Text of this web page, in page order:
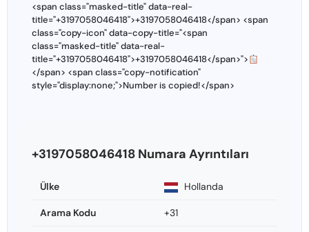
<span class="masked-title" data-real-
title="+3197058046418">+3197058046418</span> <span
class="copy-icon" data-copy-title="<span
class="masked-title" data-real-
title="+3197058046418">+3197058046418</span>">
</span> <span class="copy-notification"
style="display:none;">Number is copied!</span>
+3197058046418 Numara Ayrıntıları
Ülke Hollanda
Arama Kodu +31